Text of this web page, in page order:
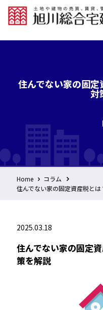
住んでない家の固
対
Home
コラム
住んでない家の固定資産税と
2025.03.18
住んでない家の固定
策を解説